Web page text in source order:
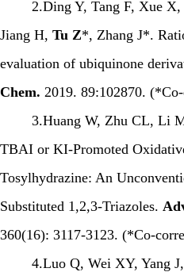
2.Ding Y, Tang F, Xue X,
Jiang H, Tu Z*, Zhang J*.
evaluation of ubiquinone
Chem. 2019. 89:102870.
3.Huang W, Zhu CL, Li
TBAI or KI-Promoted
Tosylhydrazine: An
Substituted 1,2,3-Triazoles.
360(16): 3117-3123. (*Co-
4.Luo Q, Wei XY, Yang J,